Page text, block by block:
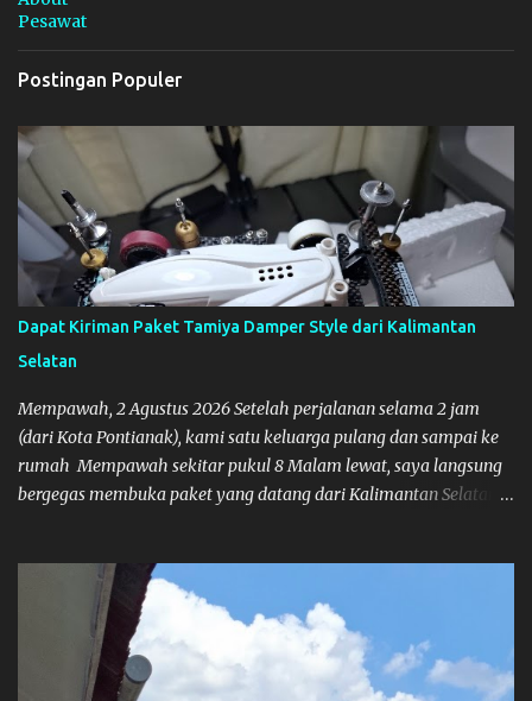
Pesawat
Postingan Populer
Dapat Kiriman Paket Tamiya Damper Style dari Kalimantan
Selatan
Mempawah, 2 Agustus 2026 Setelah perjalanan selama 2 jam
(dari Kota Pontianak), kami satu keluarga pulang dan sampai ke
rumah Mempawah sekitar pukul 8 Malam lewat, saya langsung
bergegas membuka paket yang datang dari Kalimantan Selatan.